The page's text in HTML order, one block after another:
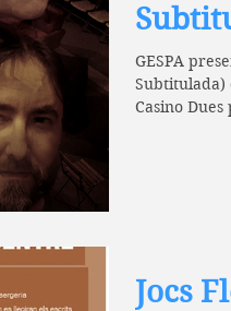
GESPA
Subtitulada)
Casino
Jocs